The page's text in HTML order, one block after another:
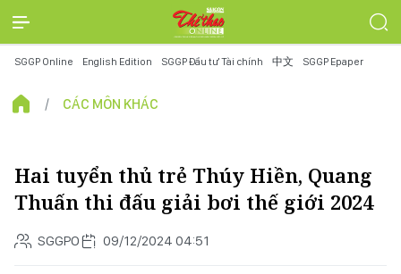
SGGP Online English Edition SGGP Đầu tư Tài chính 中文 SGGP Epaper
CÁC MÔN KHÁC
Hai tuyển thủ trẻ Thúy Hiền, Quang
Thuấn thi đấu giải bơi thế giới 2024
SGGPO 09/12/2024 04:51